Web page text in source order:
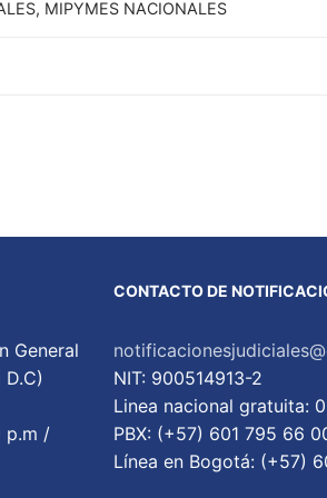
MIPYMES NACIONALES
General
p.m /
CONTACTO DE
NIT: 900514913-2
Linea nacional gratuita:
PBX: (+57) 601 795 66
Lí­nea en Bogotá: (+57)